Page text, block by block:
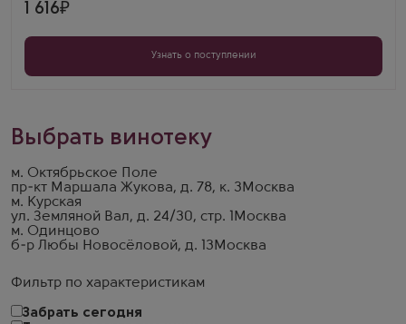
Фильтр по характеристикам
Забрать сегодня
1 616
Узнать о поступлении
Выбрать винотеку
м. Октябрьское Поле
пр-кт Маршала Жукова, д. 78, к. 3 Москва
м. Курская
ул. Земляной Вал, д. 24/30, стр. 1
Москва
м. Одинцово
б-р Любы Новосёловой, д. 13 Москва